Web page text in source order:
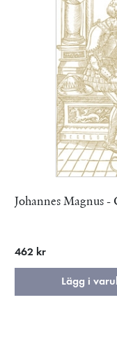
Johannes Magnus -
462 kr
Lägg i